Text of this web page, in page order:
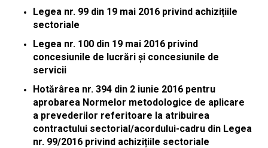
Legea nr. 99 din 19 mai 2016 privind achizițiile
sectoriale
Legea nr. 100 din 19 mai 2016 privind
concesiunile de lucrări și concesiunile de
servicii
Hotărârea nr. 394 din 2 iunie 2016 pentru
aprobarea Normelor metodologice de aplicare
a prevederilor referitoare la atribuirea
contractului sectorial/acordului-cadru din Legea
nr. 99/2016 privind achizițiile sectoriale